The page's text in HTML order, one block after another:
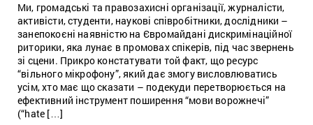
Ми, громадські та правозахисні організації, журналісти,
активісти, студенти, наукові співробітники, дослідники –
занепокоєні наявністю на Євромайдані дискримінаційної
риторики, яка лунає в промовах спікерів, під час звернень
зі сцени. Прикро констатувати той факт, що ресурс
“вільного мікрофону”, який дає змогу висловлюватись
усім, хто має що сказати – подекуди перетворюється на
ефективний інструмент поширення “мови ворожнечі”
(“hate […]